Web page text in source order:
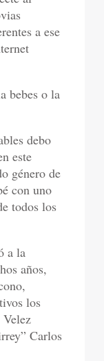
a ese
bebes o la
debo
este
género de
con uno
todos los
a la
años,
los
Carlos